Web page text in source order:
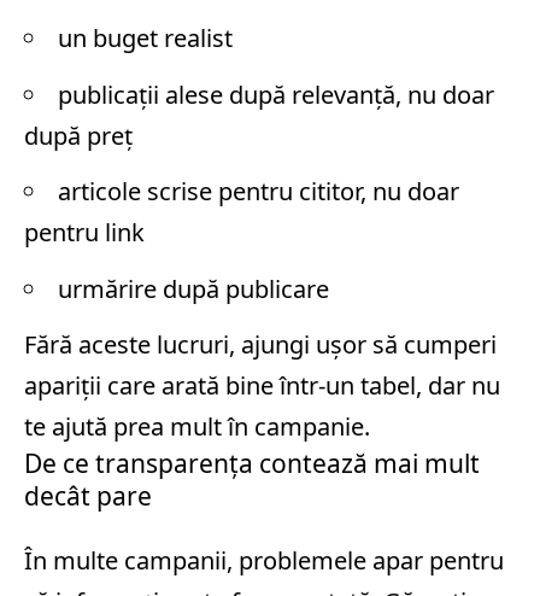
un buget realist
publicații alese după relevanță, nu doar
după preț
articole scrise pentru cititor, nu doar
pentru link
urmărire după publicare
Fără aceste lucruri, ajungi ușor să cumperi
apariții care arată bine într-un tabel, dar nu
te ajută prea mult în campanie.
De ce transparența contează mai mult
decât pare
În multe campanii, problemele apar pentru